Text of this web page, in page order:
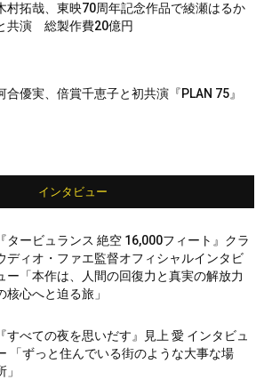
村拓哉、東映70周年記念作品で綾瀬はるか
共演 総製作費20億円
合優実、倍賞千恵子と初共演『PLAN 75』
インタビュー
『タービュランス 絶空 16,000フィート』クラ
ディオ・ファエ監督オフィシャルインタビ
ー「本作は、人間の回復力と真実の解放力
核心へと迫る旅」
『すべての夜を思いだす』見上 愛 インタビュ
「ずっと住んでいる街のような大事な場
」